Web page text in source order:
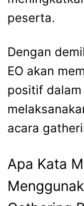
peserta.
Dengan
EO akan
positif
acara
Apa Kata